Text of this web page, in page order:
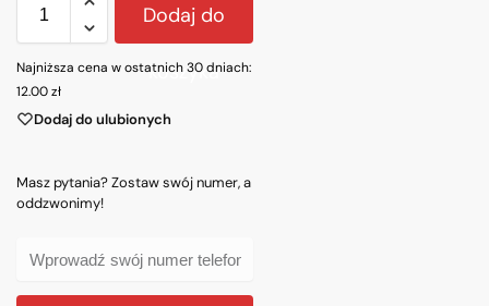
Dodaj do
koszyka
Najniższa cena w ostatnich 30 dniach:
12.00zł
Dodaj do ulubionych
Masz pytania? Zostaw swój numer, a
oddzwonimy!